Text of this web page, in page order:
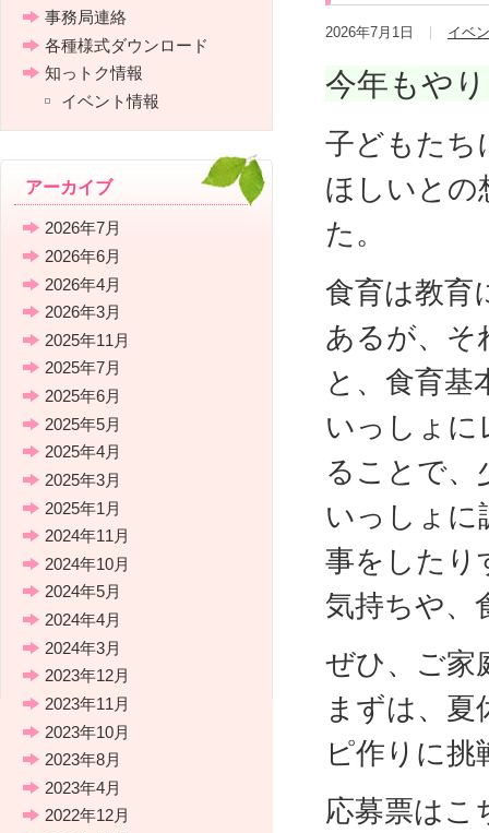
2026年7月1日 イベ
今年もや
子どもたち
ほしいとの
た。
食育は教育
あるが、そ
と、食育基
いっしょに
ることで、
いっしょに
事をしたり
気持ちや、
ぜひ、ご家
まずは、
ピ作りに
応募票
事務局連絡
各種様式ダウンロード
知っトク情報
イベント情報
アーカイブ
2026年7月
2026年6月
2026年4月
2026年3月
2025年11月
2025年7月
2025年6月
2025年5月
2025年4月
2025年3月
2025年1月
2024年11月
2024年10月
2024年5月
2024年4月
2024年3月
2023年12月
2023年11月
2023年10月
2023年8月
2023年4月
2022年12月